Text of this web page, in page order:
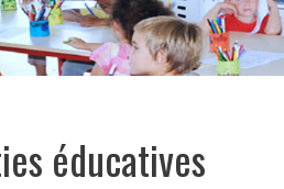
éducatives